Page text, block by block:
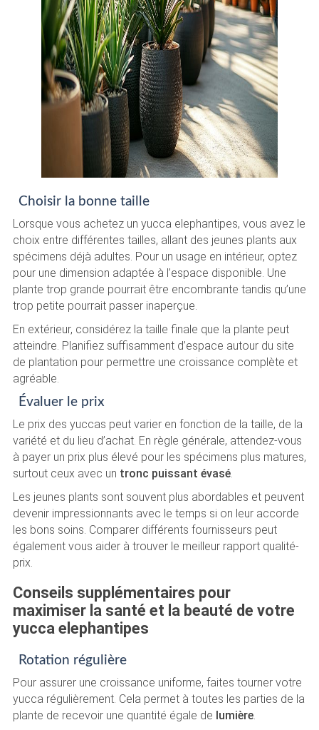
Choisir la bonne taille
Lorsque vous achetez un yucca elephantipes, vous avez le
choix entre différentes tailles, allant des jeunes plants aux
spécimens déjà adultes. Pour un usage en intérieur, optez
pour une dimension adaptée à l’espace disponible. Une
plante trop grande pourrait être encombrante tandis qu’une
trop petite pourrait passer inaperçue.
En extérieur, considérez la taille finale que la plante peut
atteindre. Planifiez suffisamment d’espace autour du site
de plantation pour permettre une croissance complète et
agréable.
Évaluer le prix
Le prix des yuccas peut varier en fonction de la taille, de la
variété et du lieu d’achat. En règle générale, attendez-vous
à payer un prix plus élevé pour les spécimens plus matures,
surtout ceux avec un tronc puissant évasé.
Les jeunes plants sont souvent plus abordables et peuvent
devenir impressionnants avec le temps si on leur accorde
les bons soins. Comparer différents fournisseurs peut
également vous aider à trouver le meilleur rapport qualité-
prix.
Conseils supplémentaires pour
maximiser la santé et la beauté de votre
yucca elephantipes
Rotation régulière
Pour assurer une croissance uniforme, faites tourner votre
yucca régulièrement. Cela permet à toutes les parties de la
plante de recevoir une quantité égale de lumière.